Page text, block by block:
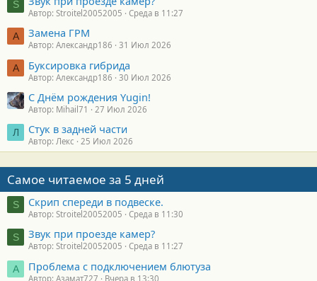
S
Автор: Stroitel20052005 Среда в 11:27
А Замена ГРМ
Автор: Александр186 31 Июл 2026
А Буксировка гибрида
Автор: Александр186 30 Июл 2026
С Днём рождения Yugin!
Автор: Mihail71 27 Июл 2026
Л Стук в задней части
Автор: Лекс 25 Июл 2026
Самое читаемое за 5 дней
S Скрип спереди в подвеске.
Автор: Stroitel20052005 Среда в 11:30
S Звук при проезде камер?
Автор: Stroitel20052005 Среда в 11:27
А Проблема с подключением блютуза
Автор: Азамат727 Вчера в 13:30